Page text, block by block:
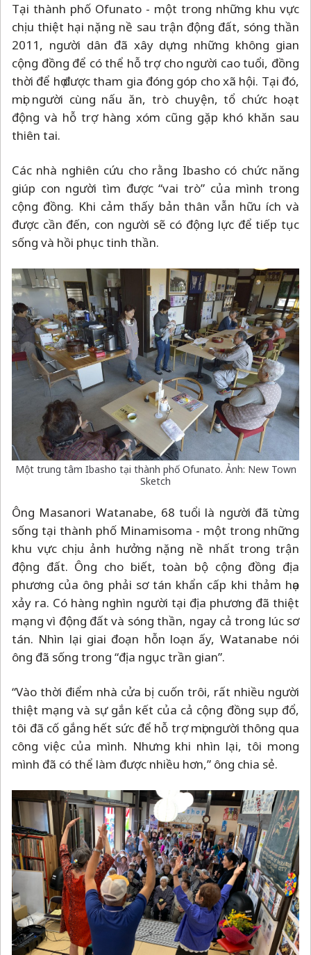
Tại thành phố Ofunato - một trong những khu vực
chịu thiệt hại nặng nề sau trận động đất, sóng thần
2011, người dân đã xây dựng những không gian
cộng đồng để có thể hỗ trợ cho người cao tuổi, đồng
thời để họ được tham gia đóng góp cho xã hội. Tại đó,
mọi người cùng nấu ăn, trò chuyện, tổ chức hoạt
động và hỗ trợ hàng xóm cũng gặp khó khăn sau
thiên tai.
Các nhà nghiên cứu cho rằng Ibasho có chức năng
giúp con người tìm được “vai trò” của mình trong
cộng đồng. Khi cảm thấy bản thân vẫn hữu ích và
được cần đến, con người sẽ có động lực để tiếp tục
sống và hồi phục tinh thần.
Một trung tâm Ibasho tại thành phố Ofunato. Ảnh: New Town
Sketch
Ông Masanori Watanabe, 68 tuổi là người đã từng
sống tại thành phố Minamisoma - một trong những
khu vực chịu ảnh hưởng nặng nề nhất trong trận
động đất. Ông cho biết, toàn bộ cộng đồng địa
phương của ông phải sơ tán khẩn cấp khi thảm họa
xảy ra. Có hàng nghìn người tại địa phương đã thiệt
mạng vì động đất và sóng thần, ngay cả trong lúc sơ
tán. Nhìn lại giai đoạn hỗn loạn ấy, Watanabe nói
ông đã sống trong “địa ngục trần gian”.
“Vào thời điểm nhà cửa bị cuốn trôi, rất nhiều người
thiệt mạng và sự gắn kết của cả cộng đồng sụp đổ,
tôi đã cố gắng hết sức để hỗ trợ mọi người thông qua
công việc của mình. Nhưng khi nhìn lại, tôi mong
mình đã có thể làm được nhiều hơn,” ông chia sẻ.